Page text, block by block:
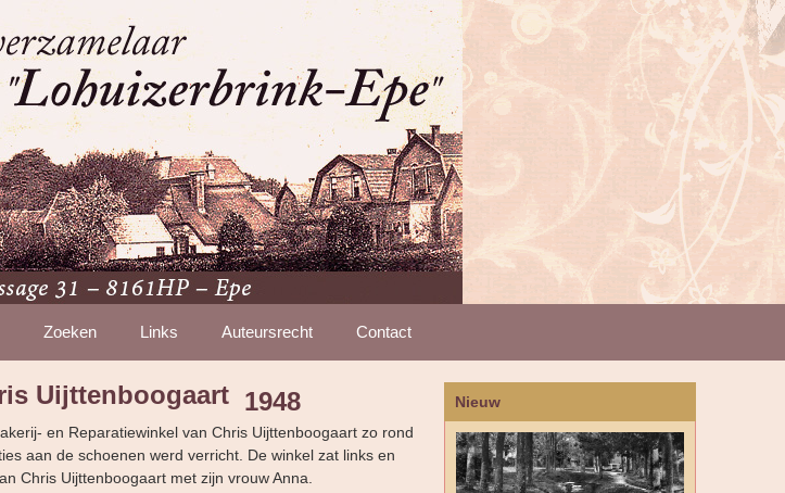
Zoeken Links Auteursrecht Contact
Uijttenboogaart 1948
en Reparatiewinkel van Chris Uijttenboogaart zo rond
aan de schoenen werd verricht. De winkel zat links en
Chris Uijttenboogaart met zijn vrouw Anna.
Nieuw